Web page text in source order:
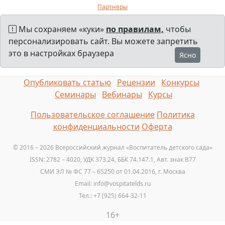
Партнеры
Мы сохраняем «куки» по правилам, чтобы
персонализировать сайт. Вы можете запретить
это в настройках браузера
Ясно
Опубликовать статью Рецензии
Конкурсы
Семинары
Вебинары
Курсы
Пользовательское соглашение Политика
конфиденциальности Оферта
© 2016 – 2026 Всероссийский журнал «Воспитатель детского сада»
ISSN: 2782 – 4020, УДК 373.24, ББК 74.147.1, Авт. знак B77
СМИ ЭЛ № ФС 77 – 65250 от 01.04.2016, г. Москва
Email: info@vospitatelds.ru
Тел.: +7 (925) 664-32-11
16+